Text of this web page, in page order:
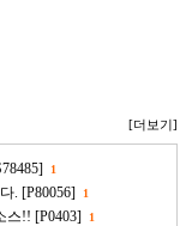
[더보기]
1
. [P80056] 1
스!! [P0403] 1